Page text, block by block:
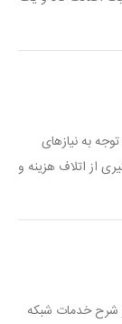
به نیازهای
از اتلاف هزینه و
شرح خدمات شبکه